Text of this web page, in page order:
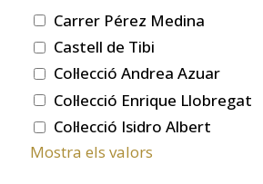
Carrer Pérez Medina
Castell de Tibi
Col·lecció Andrea Azuar
Col·lecció Enrique Llobregat
Col·lecció Isidro Albert
Mostra els valors